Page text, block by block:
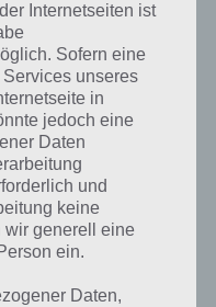
Internetseiten ist
Sofern eine
unseres
in
jedoch eine
Daten
und
keine
wir generell eine
ein.
Daten,